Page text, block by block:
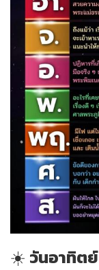
☀️ วันอาทิตย์